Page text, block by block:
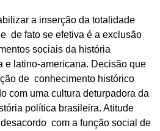
a inserção da totalidade
de fato se efetiva é a exclusão
sociais da história
e latino-americana. Decisão que
de conhecimento histórico
com uma cultura deturpadora da
política brasileira. Atitude
com a função social de